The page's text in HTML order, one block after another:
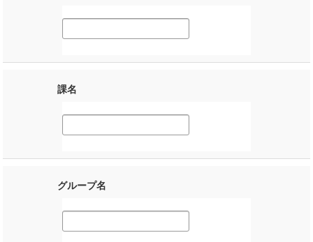
課名
グループ名